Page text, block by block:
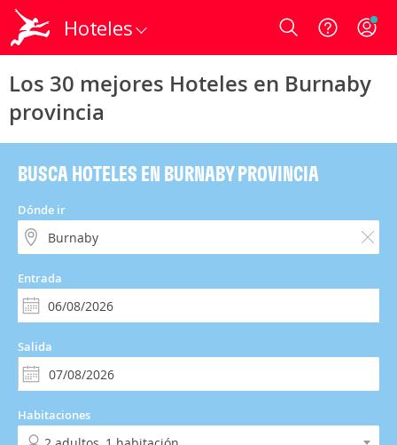
Hoteles Login
Los 30 mejores Hoteles en Burnaby
provincia
BUSCA HOTELES EN BURNABY PROVINCIA
Dónde ir
Entrada
Salida
Habitaciones